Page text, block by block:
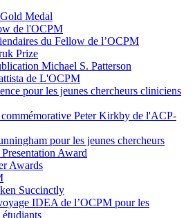
Medal
de l'OCPM
du Fellow de l’OCPM
Prize
Michael S. Patterson
de L'OCPM
pour les jeunes chercheurs cliniciens
Peter Kirkby de l'ACP-
pour les jeunes chercheurs
Award
Awards
Succinctly
IDEA de l’OCPM pour les
étudiants